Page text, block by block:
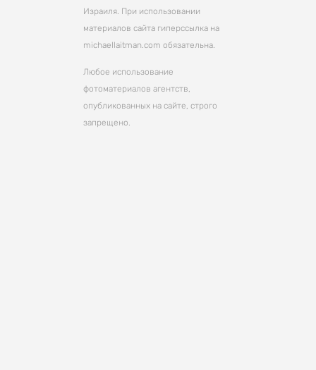
Израиля. При использовании
материалов сайта гиперссылка на
michaellaitman.com обязательна.
Любое использование
фотоматериалов агентств,
опубликованных на сайте, строго
запрещено.